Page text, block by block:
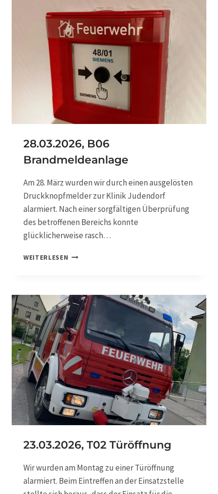
2
0
2
6
T
A
K
T
O
28.03.2026, B06
Brandmeldeanlage
Am 28. März wurden wir durch einen ausgelösten
Druckknopfmelder zur Klinik Judendorf
alarmiert. Nach einer sorgfältigen Überprüfung
des betroffenen Bereichs konnte
glücklicherweise rasch…
WEITERLESEN 2
3
.
0
2
6
,
B
6
B
R
A
D
M
L
D
E
23.03.2026, T02 Türöffnung
Wir wurden am Montag zu einer Türöffnung
alarmiert. Beim Eintreffen an der Einsatzstelle